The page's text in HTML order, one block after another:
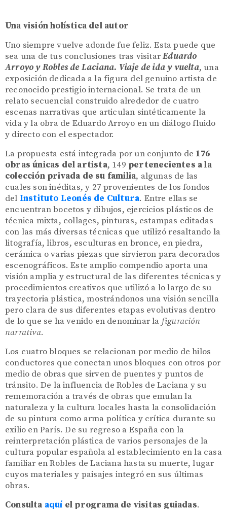
Una visión holística del autor
Uno siempre vuelve adonde fue feliz. Esta puede que
sea una de tus conclusiones tras visitarEduardo
Arroyo y Robles de Laciana. Viaje de ida y vuelta, una
exposición dedicada a la figura del genuino artista de
reconocido prestigio internacional. Se trata de un
relato secuencial construido alrededor de cuatro
escenas narrativas que articulan sintéticamente la
vida y la obra de Eduardo Arroyo en un diálogo fluido
y directo con el espectador.
La propuesta está integrada por un conjunto de 176
obras únicas del artista, 149 pertenecientes a la
colección privada de su familia, algunas de las
cuales son inéditas, y 27 provenientes de los fondos
del Instituto Leonés de Cultura. Entre ellas se
encuentran bocetos y dibujos, ejercicios plásticos de
técnica mixta, collages, pinturas, estampas editadas
con las más diversas técnicas que utilizó resaltando la
litografía, libros, esculturas en bronce, en piedra,
cerámica o varias piezas que sirvieron para decorados
escenográficos. Este amplio compendio aporta una
visión amplia y estructural de las diferentes técnicas y
procedimientos creativos que utilizó a lo largo de su
trayectoria plástica, mostrándonos una visión sencilla
pero clara de sus diferentes etapas evolutivas dentro
de lo que se ha venido en denominar la figuración
narrativa.
Los cuatro bloques se relacionan por medio de hilos
conductores que conectan unos bloques con otros por
medio de obras que sirven de puentes y puntos de
tránsito. De la influencia de Robles de Laciana y su
rememoración a través de obras que emulan la
naturaleza y la cultura locales hasta la consolidación
de su pintura como arma política y crítica durante su
exilio en París. De su regreso a España con la
reinterpretación plástica de varios personajes de la
cultura popular española al establecimiento en la casa
familiar en Robles de Laciana hasta su muerte, lugar
cuyos materiales y paisajes integró en sus últimas
obras.
Consulta aquí el programa de visitas guiadas.